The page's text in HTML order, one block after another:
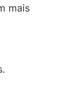
mais